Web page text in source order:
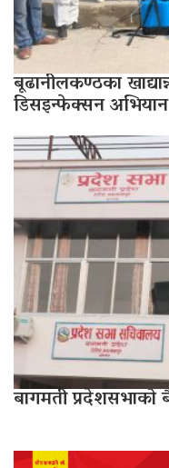
बूढानीलकण्ठका
डिसइन्फेक्सन
बागमती